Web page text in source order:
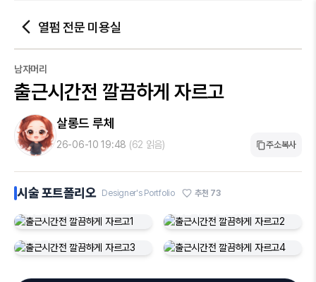
열펌 전문 미용실
남자머리
출근시간전 깔끔하게 자르고
살롱드 루체
26-06-10 19:48 (62 읽음) 주소복사
시술 포트폴리오 Designer's Portfolio 추천 73